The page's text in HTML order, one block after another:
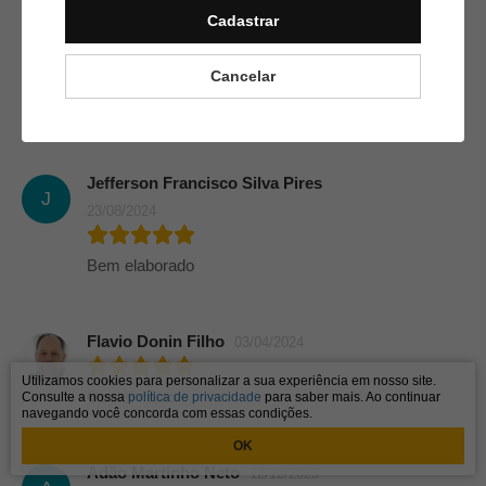
Cadastrar
Cancelar
Gostei demais muito
J
Jefferson Francisco Silva Pires
Bem elaborado
Flavio Donin Filho
Gostei muito
Adão Martinho Neto 12/12/2023
Utilizamos cookies para personalizar a sua experiência em nosso site.
Consulte a nossa política de privacidade para saber mais. Ao continuar
navegando você concorda com essas condições.
OK